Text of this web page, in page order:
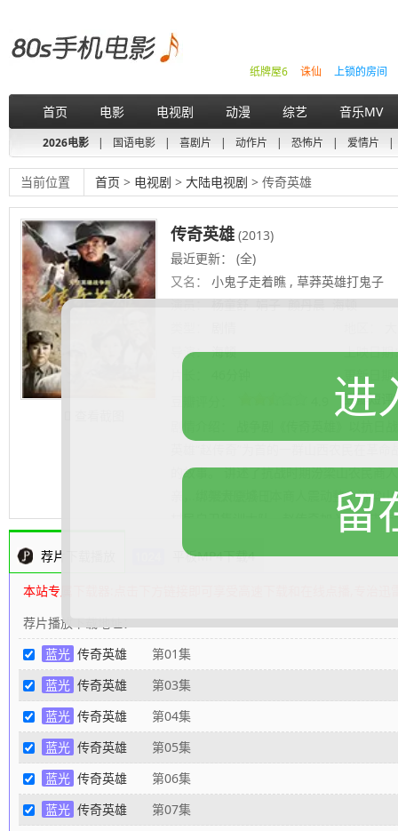
上锁的房间
诛仙
纸牌屋6
首页 电影 电视剧 动漫 综艺 音乐MV
2026电影 | 国语电影 | 喜剧片 | 动作片 | 恐怖片 | 爱情片 |
当前位置 首页 > 电视剧 > 大陆电视剧 > 传奇英雄
传奇英雄 (2013)
最近更新： (全)
又名：
小鬼子走着瞧 , 草莽英雄打鬼子
演员： 杨童舒 娟子 颜丹晨 海顿
导演： 海顿
上映日期
更新日
豆瓣短评
剧情介绍：
的故事。 讲述了抗战时期汾梁山农民商
亲，绑架太原城日本商人震动整个汾梁
村民自卫集训大队，赵传奇加入了这支
类的方式与日寇厮杀，引起了日寇的高
深深震撼了赵传奇，令赵传奇更加坚定
的锤炼下，他从浑身缺点的草莽英雄成
的八路军军事指挥员，把汾梁山地区日
迎来抗日战争的伟大胜利。
荐片下载播放 平板MP4下载4
本站专属下载器:点击下方链接即可享受高速下载和在线点播,专治迅
荐片播放下载地址：
蓝光 传奇英雄 第01集
蓝光 传奇英雄 第03集
蓝光 传奇英雄 第04集
蓝光 传奇英雄 第05集
蓝光 传奇英雄 第06集
蓝光 传奇英雄 第07集
进
留